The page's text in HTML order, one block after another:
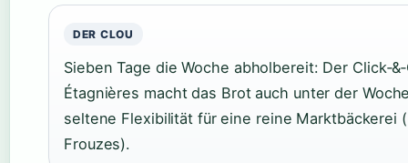
DER CLOU
Sieben Tage die Woche abholbereit: Der
Étagnières macht das Brot auch unter der
seltene Flexibilität für eine reine Marktbäckerei
Frouzes).